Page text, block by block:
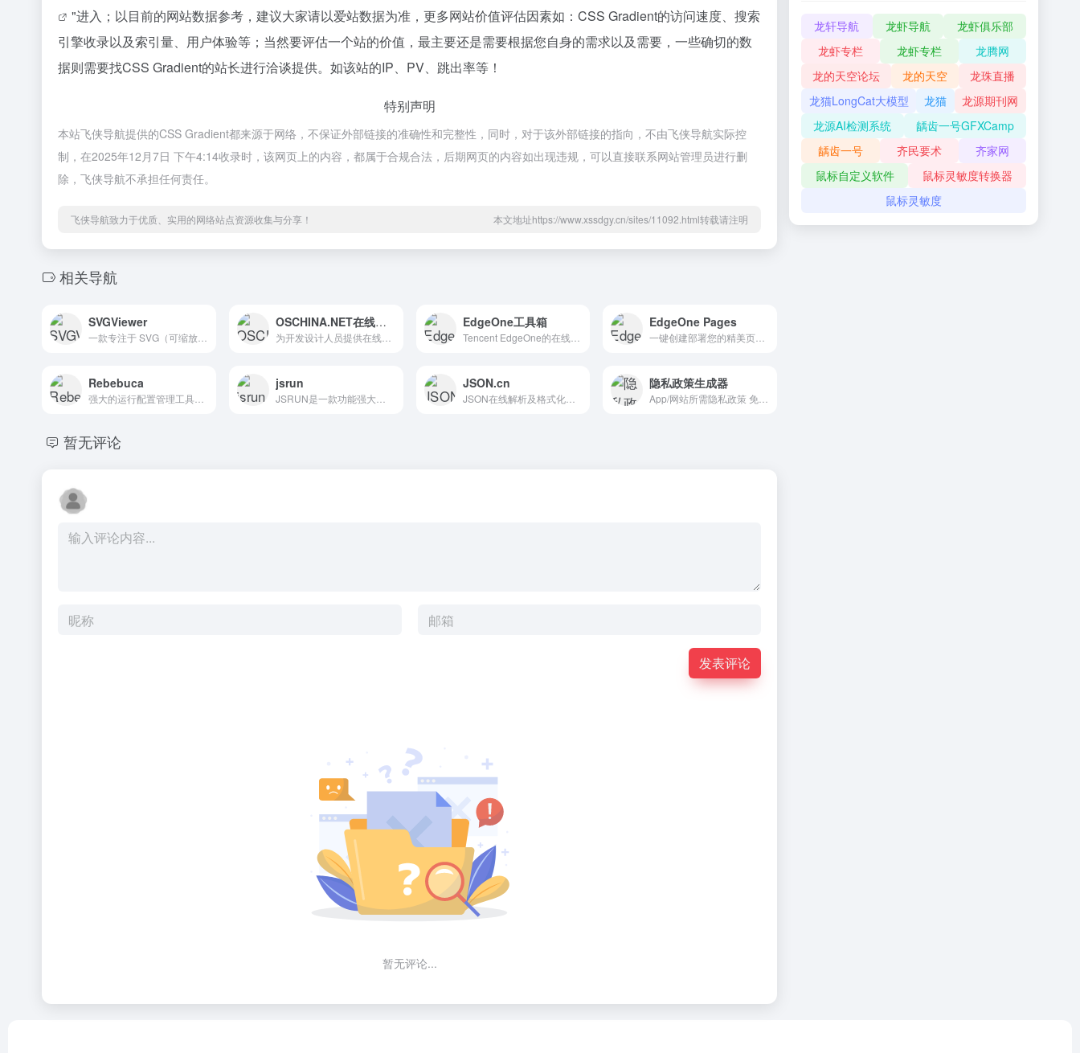
"进入；以目前的网站数据参考，建议大家请以爱站数据为准，更多网站价值评估因素如：CSS Gradient的访问速度、搜索
引擎收录以及索引量、用户体验等；当然要评估一个站的价值，最主要还是需要根据您自身的需求以及需要，一些确切的数
据则需要找CSS Gradient的站长进行洽谈提供。如该站的IP、PV、跳出率等！
特别声明
本站飞侠导航提供的CSS Gradient都来源于网络，不保证外部链接的准确性和完整性，同时，对于该外部链接的指向，不由飞侠导航实际控
制，在2025年12月7日 下午4:14收录时，该网页上的内容，都属于合规合法，后期网页的内容如出现违规，可以直接联系网站管理员进行删
除，飞侠导航不承担任何责任。
飞侠导航致力于优质、实用的网络站点资源收集与分享！ 本文地址https://www.xssdgy.cn/sites/11092.html转载请注明
相关导航
SVGViewer OSCHINA.NET在线工具 EdgeOne工具箱 EdgeOne Pages
Rebebuca jsrun JSON.cn
JSON在线解析及格式化验证
隐私政策生成器
暂无评论
发表评论
暂无评论...
龙轩导航 龙虾导航
龙虾俱乐部
龙虾专栏
龙虾专栏
龙腾网
龙的天空论坛
龙的天空
龙珠直播
龙猫LongCat大模型
龙猫
龙源期刊网
龙源AI检测系统
龋齿一号GFXCamp
龋齿一号
齐民要术
齐家网
鼠标自定义软件
鼠标灵敏度转换器
鼠标灵敏度